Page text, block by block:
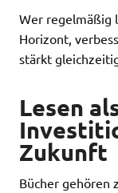
Wer regelmäßig
Horizont,
stärkt
Lesen
Zukunft
Bücher gehören